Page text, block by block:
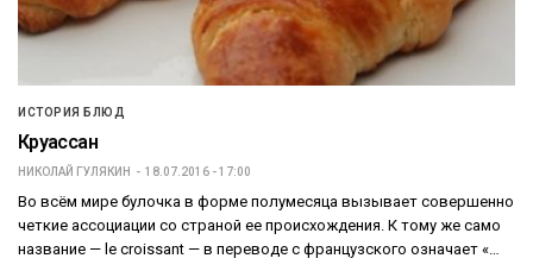
ИСТОРИЯ БЛЮД
Круассан
НИКОЛАЙ ГУЛЯКИН 18.07.2016 - 17:00
Во всём мире булочка в форме полумесяца вызывает совершенно
четкие ассоциации со страной ее происхождения. К тому же само
название — le croissant — в переводе с французского означает «…